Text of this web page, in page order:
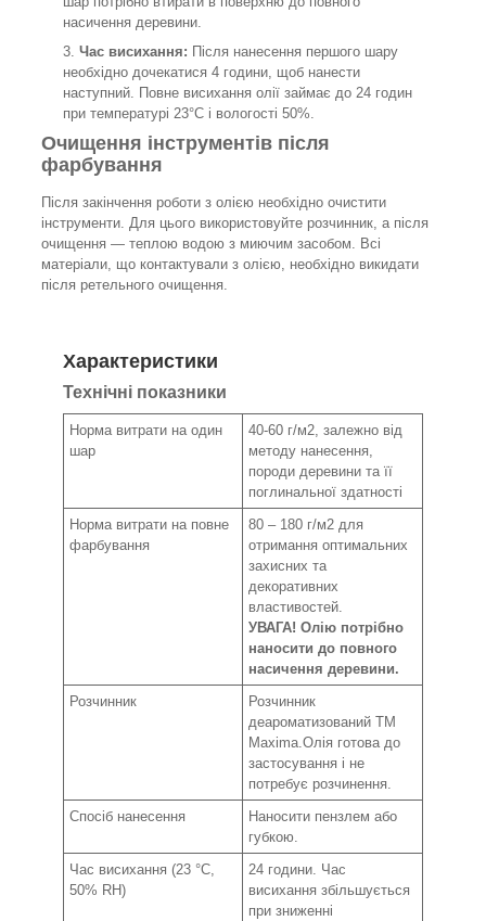
насичення деревини.
Час висихання: Після нанесення першого шару
необхідно дочекатися 4 години, щоб нанести
наступний. Повне висихання олії займає до 24 годин
при температурі 23°C і вологості 50%.
Очищення інструментів після
фарбування
Після закінчення роботи з олією необхідно очистити
інструменти. Для цього використовуйте розчинник, а після
очищення — теплою водою з миючим засобом. Всі
матеріали, що контактували з олією, необхідно викидати
після ретельного очищення.
Характеристики
Технічні показники
Норма витрати на один
шар
40-60 г/м2 , залежно від
методу нанесення,
породи деревини та її
поглинальної здатності
Норма витрати на повне
фарбування
80 – 180 г/м2 для
отримання оптимальних
захисних та
декоративних
властивостей.
УВАГА! Олію потрібно
наносити до повного
насичення деревини.
Розчинник
Розчинник
деароматизований ТМ
Махіmа.Олія готова до
застосування і не
потребує розчинення.
Спосіб нанесення
Наносити пензлем або
губкою.
Час висихання (23 °С,
50% RH)
24 години. Час
висихання збільшується
при зниженні